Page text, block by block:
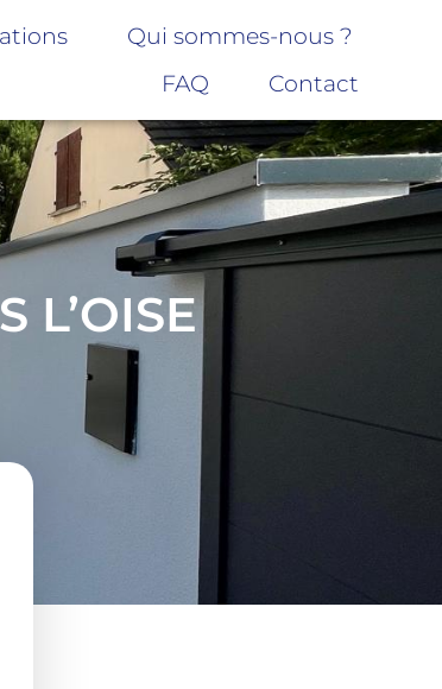
Qui sommes-nous ?
FAQ
Contact
L’OISE